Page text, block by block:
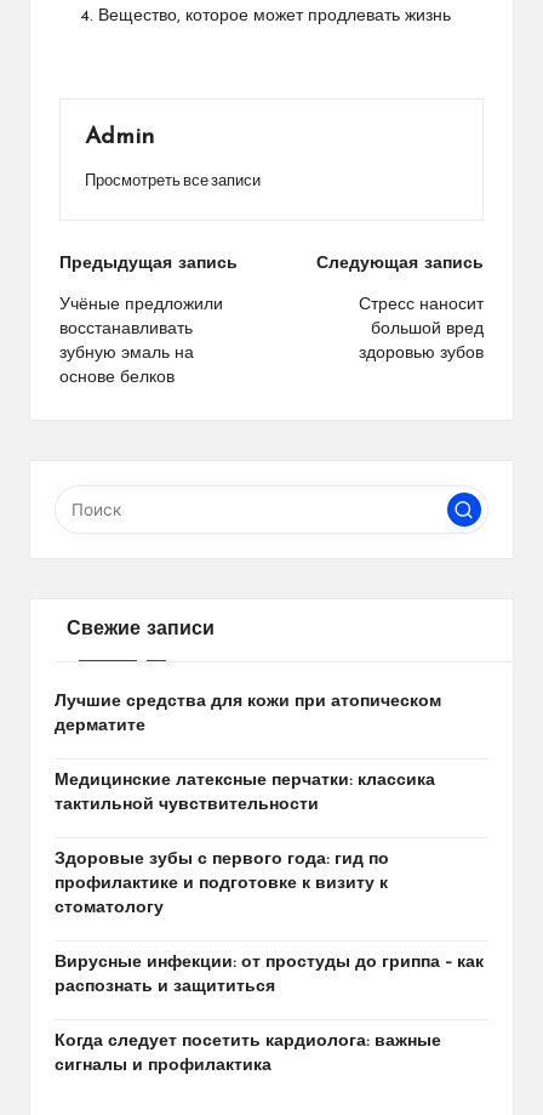
Вещество, которое может продлевать жизнь
Admin
Просмотреть все записи
Навигация
по
записям
Предыдущая запись
Учёные предложили
восстанавливать
зубную эмаль на
основе белков
Следующая запись
Стресс наносит
большой вред
здоровью зубов
Свежие записи
Лучшие средства для кожи при атопическом
дерматите
Медицинские латексные перчатки: классика
тактильной чувствительности
Здоровые зубы с первого года: гид по
профилактике и подготовке к визиту к
стоматологу
Вирусные инфекции: от простуды до гриппа – как
распознать и защититься
Когда следует посетить кардиолога: важные
сигналы и профилактика